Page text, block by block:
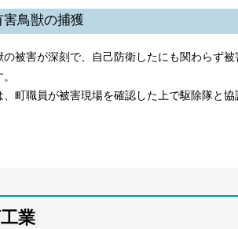
鳥獣の捕獲
被害が深刻で、自己防衛したにも関わらず
町職員が被害現場を確認した上で駆除隊と
業